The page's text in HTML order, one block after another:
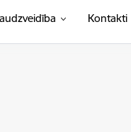
Kontakti